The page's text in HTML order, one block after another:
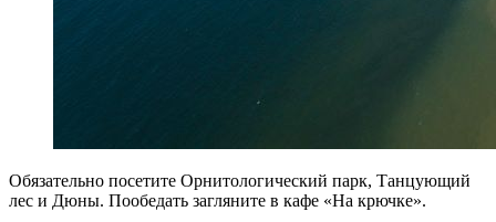
Обязательно посетите Орнитологический парк, Танцующий
лес и Дюны. Пообедать загляните в кафе «На крючке».